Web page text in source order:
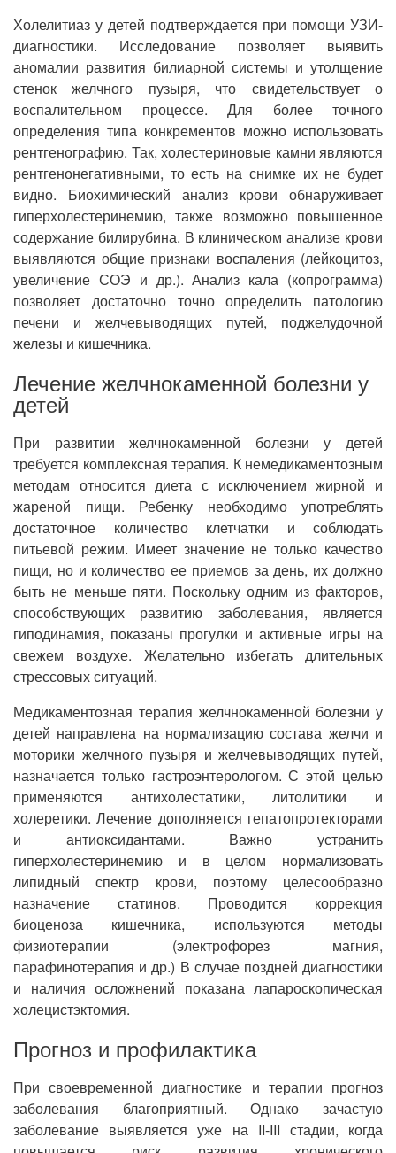
Холелитиаз у детей подтверждается при помощи УЗИ-
диагностики. Исследование позволяет выявить
аномалии развития билиарной системы и утолщение
стенок желчного пузыря, что свидетельствует о
воспалительном процессе. Для более точного
определения типа конкрементов можно использовать
рентгенографию. Так, холестериновые камни являются
рентгенонегативными, то есть на снимке их не будет
видно. Биохимический анализ крови обнаруживает
гиперхолестеринемию, также возможно повышенное
содержание билирубина. В клиническом анализе крови
выявляются общие признаки воспаления (лейкоцитоз,
увеличение СОЭ и др.). Анализ кала (копрограмма)
позволяет достаточно точно определить патологию
печени и желчевыводящих путей, поджелудочной
железы и кишечника.
Лечение желчнокаменной болезни у
детей
При развитии желчнокаменной болезни у детей
требуется комплексная терапия. К немедикаментозным
методам относится диета с исключением жирной и
жареной пищи. Ребенку необходимо употреблять
достаточное количество клетчатки и соблюдать
питьевой режим. Имеет значение не только качество
пищи, но и количество ее приемов за день, их должно
быть не меньше пяти. Поскольку одним из факторов,
способствующих развитию заболевания, является
гиподинамия, показаны прогулки и активные игры на
свежем воздухе. Желательно избегать длительных
стрессовых ситуаций.
Медикаментозная терапия желчнокаменной болезни у
детей направлена на нормализацию состава желчи и
моторики желчного пузыря и желчевыводящих путей,
назначается только гастроэнтерологом. С этой целью
применяются антихолестатики, литолитики и
холеретики. Лечение дополняется гепатопротекторами
и антиоксидантами. Важно устранить
гиперхолестеринемию и в целом нормализовать
липидный спектр крови, поэтому целесообразно
назначение статинов. Проводится коррекция
биоценоза кишечника, используются методы
физиотерапии (электрофорез магния,
парафинотерапия и др.) В случае поздней диагностики
и наличия осложнений показана лапароскопическая
холецистэктомия.
Прогноз и профилактика
При своевременной диагностике и терапии прогноз
заболевания благоприятный. Однако зачастую
заболевание выявляется уже на II-III стадии, когда